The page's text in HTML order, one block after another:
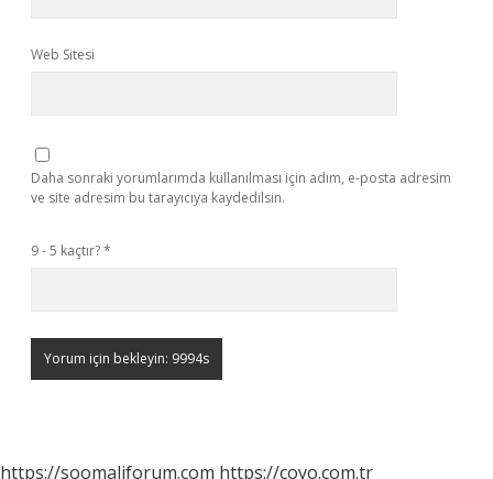
Web Sitesi
Daha sonraki yorumlarımda kullanılması için adım, e-posta adresim
ve site adresim bu tarayıcıya kaydedilsin.
9 - 5 kaçtır?*
https://soomaliforum.com https://coyo.com.tr